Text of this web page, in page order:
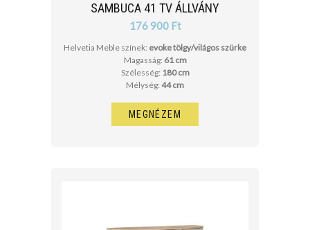
SAMBUCA 41 TV ÁLLVÁNY
176 900 Ft
Helvetia Meble színek: evoke tölgy/világos szürke
Magasság: 61 cm
Szélesség: 180 cm
Mélység: 44 cm
MEGNÉZEM